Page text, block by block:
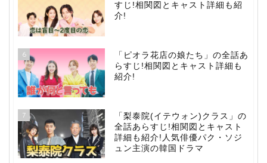
すじ!相関図とキャスト詳細も紹
介!
6
「ピオラ花店の娘たち」の全話あ
らすじ!相関図とキャスト詳細も
紹介!
7
「梨泰院(イテウォン)クラス」の
全話あらすじ!相関図とキャスト
詳細も紹介!人気俳優パク・ソジ
ュン主演の韓国ドラマ